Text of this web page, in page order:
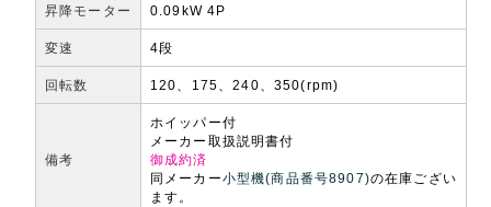
昇降モーター 0.09kW 4P
変速 4段
回転数 120、175、240、350(rpm)
備考
ホイッパー付
メーカー取扱説明書付
御成約済
同メーカー小型機(商品番号8907)の在庫ござい
ます。